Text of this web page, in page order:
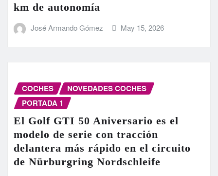
km de autonomía
José Armando Gómez May 15, 2026
COCHES
NOVEDADES COCHES
PORTADA 1
El Golf GTI 50 Aniversario es el
modelo de serie con tracción
delantera más rápido en el circuito
de Nürburgring Nordschleife